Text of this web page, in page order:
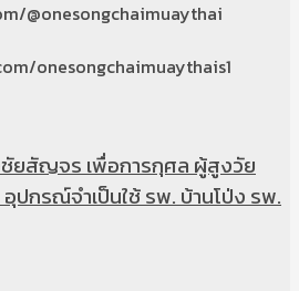
@onesongchaimuaythai
onesongchaimuaythais1
ยสัญจร เพื่อการกุศล ผู้สูงวัย
ปกรณ์จำเป็นใช้ รพ. บ้านโป่ง รพ.